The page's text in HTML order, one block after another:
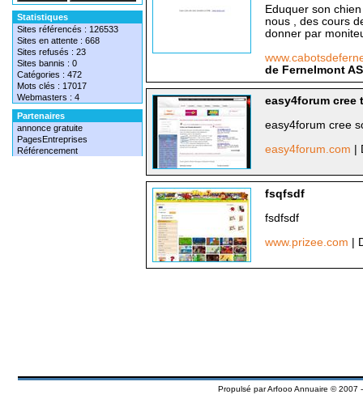
Statistiques
Sites référencés : 126533
Sites en attente : 668
Sites refusés : 23
Sites bannis : 0
Catégories : 472
Mots clés : 17017
Webmasters : 4
Partenaires
annonce gratuite
PagesEntreprises
Référencement
Eduquer son
nous , des cours
donner par
de Fernelmont
easy4forum cree
easy4forum cree
easy4forum.com
fsqfsdf
fsdfsdf
www.prizee.com
|
Propulsé parArfooo Annuaire © 2007